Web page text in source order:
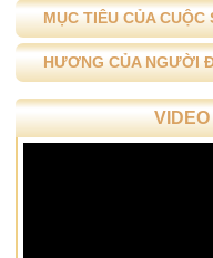
MỤC TIÊU CỦA CUỘC
HƯƠNG CỦA NGƯỜI
VIDEO